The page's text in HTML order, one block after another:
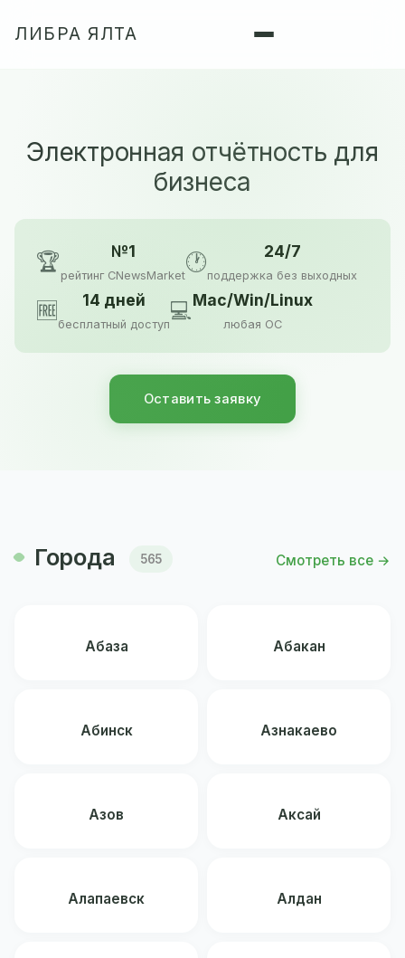
ЛИБРА ЯЛТА
Электронная отчётность для
бизнеса
🏆 №1
рейтинг CNewsMarket
🕐 24/7
поддержка без выходных
🆓 14 дней
бесплатный доступ
💻Mac/Win/Linux
любая ОС
Оставить заявку
Города 565 Смотреть все →
Абаза Абакан
Абинск Азнакаево
Азов Аксай
Алапаевск Алдан